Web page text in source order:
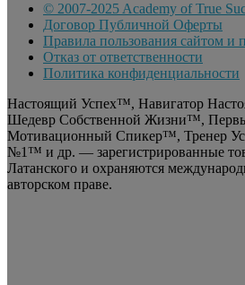
© 2007-2025 Academy of True
Договор Публичной Оферты
Правила пользования сайтом и
Отказ от ответственности
Политика конфиденциальности
Настоящий Успех™, Навигатор
Шедевр Собственной Жизни™,
Мотивационный Спикер™, Тренер
№1™ и др. — зарегистрированные
Латанского и охраняются
авторском праве.